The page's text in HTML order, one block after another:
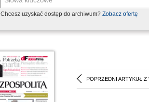
Chcesz uzyskać dostęp do archiwum? Zobacz ofertę
POPRZEDNI ARTYKUŁ Z